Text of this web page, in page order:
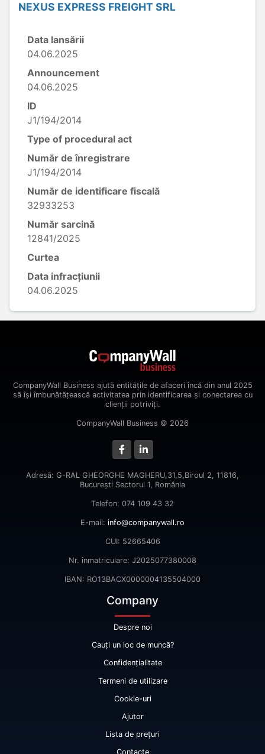
NEXUS EXPRESS FREIGHT SRL
Data lansării
04.06.2025
Announcement
04.06.2025
ID
J1/194/2014
Type of procedural act
Număr de înregistrare
J1/194/2014
Număr de identificare fiscală
32933253
Număr sarcină
12841/2025
Curtea
Data infracțiunii
04.06.2025
CompanyWall Business ajută entitățile de afaceri încă din anul 2025
să își îmbunătățească activitatea prin identificarea și conectarea cu
clienții potriviți.
CompanyWall Business © 2026
Adresă: G-RAL GHEORGHE MAGHERU,31,5,Biroul 2, 11816,
Bucureşti Sectorul 1, România
Telefon: 074 109 43 32
E-mail: info@companywall.ro
CUI: 52665406
Nr. înmatriculare: J2025077380008
IBAN: RO13BACX0000004135504000
Company
Despre noi
Cauți un loc de muncă?
Confidențialitate
Termeni de utilizare
Cookie-uri
Ajutor
Lista de prețuri
Contacte